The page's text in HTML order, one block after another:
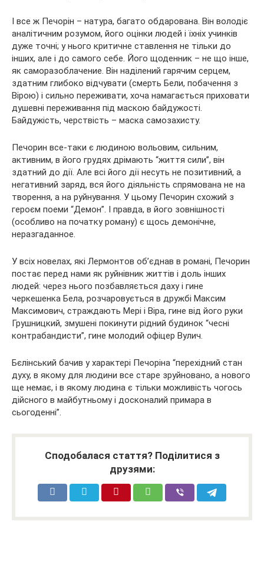
І все ж Печорін – натура, багато обдарована. Він володіє
аналітичним розумом, його оцінки людей і їхніх учинків
дуже точні; у нього критичне ставлення не тільки до
інших, але і до самого себе. Його щоденник – не що інше,
як саморазоблачение. Він наділений гарячим серцем,
здатним глибоко відчувати (смерть Бели, побачення з
Вірою) і сильно переживати, хоча намагається приховати
душевні переживання під маскою байдужості.
Байдужість, черствість – маска самозахисту.
Печорин все-таки є людиною вольовим, сильним,
активним, в його грудях дрімають “життя сили”, він
здатний до дії. Але всі його дії несуть не позитивний, а
негативний заряд, вся його діяльність спрямована не на
творення, а на руйнування. У цьому Печорин схожий з
героєм поеми “Демон”. І правда, в його зовнішності
(особливо на початку роману) є щось демонічне,
неразгаданное.
У всіх новелах, які Лермонтов об’єднав в романі, Печорин
постає перед нами як руйнівник життів і доль інших
людей: через нього позбавляється даху і гине
черкешенка Бела, розчаровується в дружбі Максим
Максимович, страждають Мері і Віра, гине від його руки
Грушницкий, змушені покинути рідний будинок “чесні
контрабандисти”, гине молодий офіцер Вулич.
Бєлінський бачив у характері Печоріна “перехідний стан
духу, в якому для людини все старе зруйновано, а нового
ще немає, і в якому людина є тільки можливість чогось
дійсного в майбутньому і досконалий примара в
сьогоденні”.
Сподобалася стаття? Поділитися з
друзями: